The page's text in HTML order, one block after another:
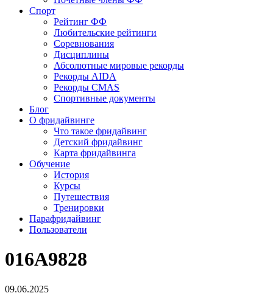
Спорт
Рейтинг ФФ
Любительские рейтинги
Соревнования
Дисциплины
Абсолютные мировые рекорды
Рекорды AIDA
Рекорды CMAS
Спортивные документы
Блог
О фридайвинге
Что такое фридайвинг
Детский фридайвинг
Карта фридайвинга
Обучение
История
Курсы
Путешествия
Тренировки
Парафридайвинг
Пользователи
016A9828
09.06.2025